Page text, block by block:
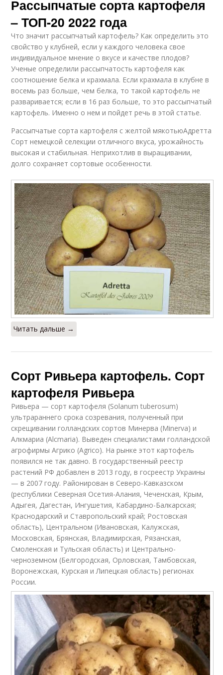
Рассыпчатые сорта картофеля
– ТОП-20 2022 года
Что значит рассыпчатый картофель? Как определить это
свойство у клубней, если у каждого человека свое
индивидуальное мнение о вкусе и качестве плодов?
Ученые определили рассыпчатость картофеля как
соотношение белка и крахмала. Если крахмала в клубне в
восемь раз больше, чем белка, то такой картофель не
разваривается; если в 16 раз больше, то это рассыпчатый
картофель. Именно о нем и пойдет речь в этой статье.
Рассыпчатые сорта картофеля с желтой мякотьюАдретта
Сорт немецкой селекции отличного вкуса, урожайность
высокая и стабильная. Неприхотлив в выращивании,
долго сохраняет сортовые особенности.
Читать дальше →
Сорт Ривьера картофель. Сорт
картофеля Ривьера
Ривьера — сорт картофеля (Solanum tuberosum)
ультрараннего срока созревания, полученный при
скрещивании голландских сортов Минерва (Minerva) и
Алкмариа (Alcmaria). Выведен специалистами голландской
агрофирмы Агрико (Agrico). На рынке этот картофель
появился не так давно. В государственный реестр
растений РФ добавлен в 2013 году, в госреестр Украины
— в 2007 году. Районирован в Северо-Кавказском
(республики Северная Осетия-Алания, Чеченская, Крым,
Адыгея, Дагестан, Ингушетия, Кабардино-Балкарская;
Краснодарский и Ставропольский край; Ростовская
область), Центральном (Ивановская, Калужская,
Московская, Брянская, Владимирская, Рязанская,
Смоленская и Тульская область) и Центрально-
черноземном (Белгородская, Орловская, Тамбовская,
Воронежская, Курская и Липецкая область) регионах
России.